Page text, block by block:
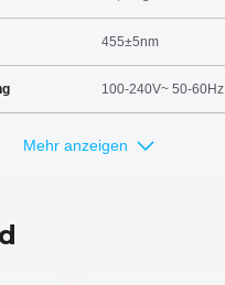
455±5nm
100-240V~ 50-60Hz
Mehr anzeigen